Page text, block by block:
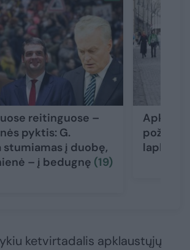
reitinguose –
pyktis: G.
stumiamas į duobę,
– į bedugnę (19)
požiūris
lapkritį
ketvirtadalis apklaustųjų